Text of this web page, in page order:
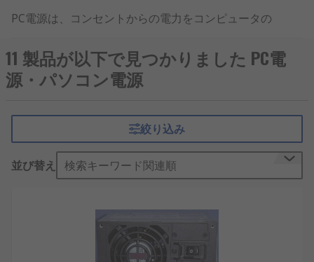
PC電源は、コンセントからの電力をコンピュータの
に変換する装置です。マザーボード、プロセッサ、
ストレージドライブ、周辺機器に安定した電力を供
給します。PC電源ユニット（PSU）は、個人用およ
性の高い動作と電気的障害からの保護を提供しま
PC電源の仕組み
タのコンポーネントに適した直流（DC）に変換しま
す。この変換プロセスには、整流、フィルタリン
グ、電圧調整などの複数の段階があります。整流器
11 製品が以下で見つかりました PC電
源・パソコン電源
絞り込み
並び替え 検索キーワード関連順